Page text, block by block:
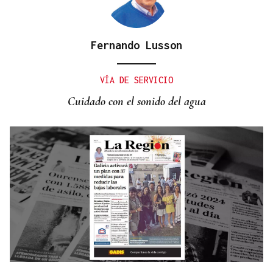
Fernando Lusson
VÍA DE SERVICIO
Cuidado con el sonido del agua